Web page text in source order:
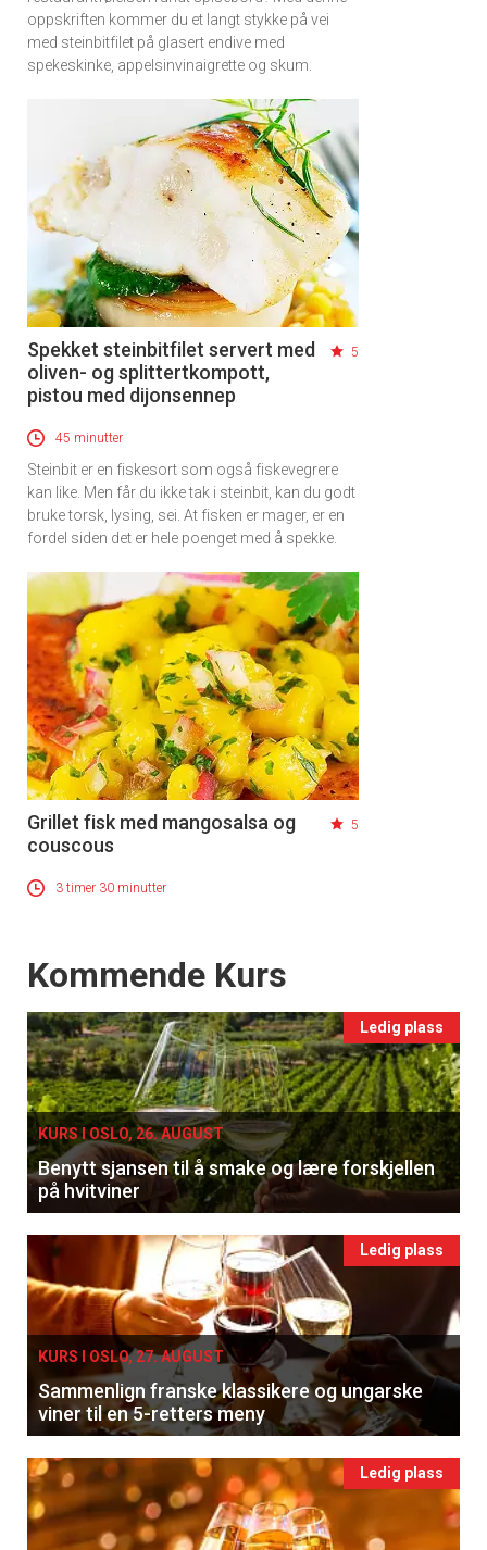
Få ukentlige nyhetsbrev fra
Apéritif
Vi tilbyr flere ukentlige nyhetsbrev. Du
kan fritt velge hvilke du ønsker å få
tilsendt.
oppskriften kommer du et langt stykke på vei
med steinbitfilet på glasert endive med
spekeskinke, appelsinvinaigrette og skum.
Spekket steinbitfilet servert med
oliven- og splittertkompott,
pistou med dijonsennep
5
45 minutter
Steinbit er en fiskesort som også fiskevegrere
kan like. Men får du ikke tak i steinbit, kan du godt
bruke torsk, lysing, sei. At fisken er mager, er en
fordel siden det er hele poenget med å spekke.
Grillet fisk med mangosalsa og
couscous
5
3 timer 30 minutter
Events
Kommende Kurs
Ledig plass
KURS I OSLO, 26. AUGUST
Benytt sjansen til å smake og lære forskjellen
på hvitviner
Ledig plass
KURS I OSLO, 27. AUGUST
Sammenlign franske klassikere og ungarske
viner til en 5-retters meny
Ledig plass